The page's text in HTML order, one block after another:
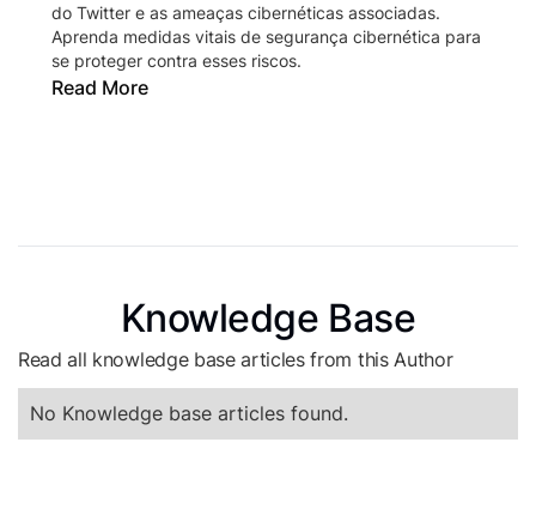
do Twitter e as ameaças cibernéticas associadas.
Aprenda medidas vitais de segurança cibernética para
se proteger contra esses riscos.
Read More
Knowledge Base
Read all knowledge base articles from this Author
No Knowledge base articles found.